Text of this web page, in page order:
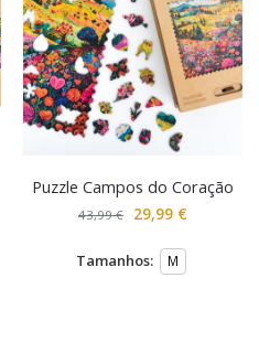
Puzzle Campos do Coração
43,99€ 29,99 €
Tamanhos: M